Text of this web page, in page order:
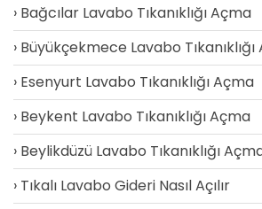
Bağcılar Lavabo Tıkanıklığı Açma
Büyükçekmece Lavabo
Esenyurt Lavabo Tıkanıklığı Açma
Beykent Lavabo Tıkanıklığı Açma
Beylikdüzü Lavabo Tıkanıklığı
Tıkalı Lavabo Gideri Nasıl Açılır